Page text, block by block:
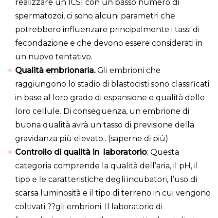
realizzare un ICSI con un basso numero di
spermatozoi, ci sono alcuni parametri che
potrebbero influenzare principalmente i tassi di
fecondazione e che devono essere considerati in
un nuovo tentativo.
Qualità embrionaria.Gli embrioni che
raggiungono lo stadio di blastocisti sono classificati
in base al loro grado di espansione e qualità delle
loro cellule. Di conseguenza, un embrione di
buona qualità avrà un tasso di previsione della
gravidanza più elevato.. (saperne di più)
Controllo di qualità in laboratorio: Questa
categoria comprende la qualità dell’aria, il pH, il
tipo e le caratteristiche degli incubatori, l’uso di
scarsa luminosità e il tipo di terreno in cui vengono
coltivati ??gli embrioni. Il laboratorio di